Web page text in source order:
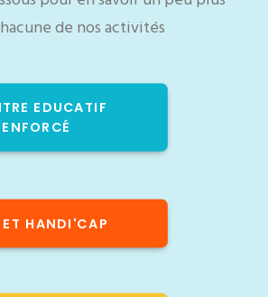
de nos activités
EDUCATIF
HANDI'CAP